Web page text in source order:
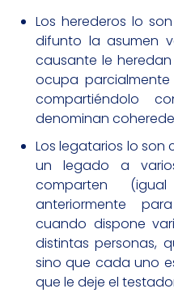
Los herederos lo
difunto la asumen
causante le
ocupa
compartiéndolo
denominan
Los legatarios lo
un legado a
comparten
anteriormente
cuando dispone
distintas personas,
sino que cada uno
que le deje el